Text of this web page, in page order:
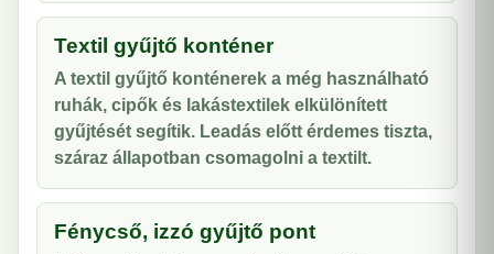
Textil gyűjtő konténer
A textil gyűjtő konténerek a még használható
ruhák, cipők és lakástextilek elkülönített
gyűjtését segítik. Leadás előtt érdemes tiszta,
száraz állapotban csomagolni a textilt.
Fénycső, izzó gyűjtő pont